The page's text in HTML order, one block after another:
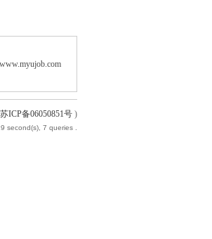
苏ICP备06050851号 )
second(s), 7 queries .